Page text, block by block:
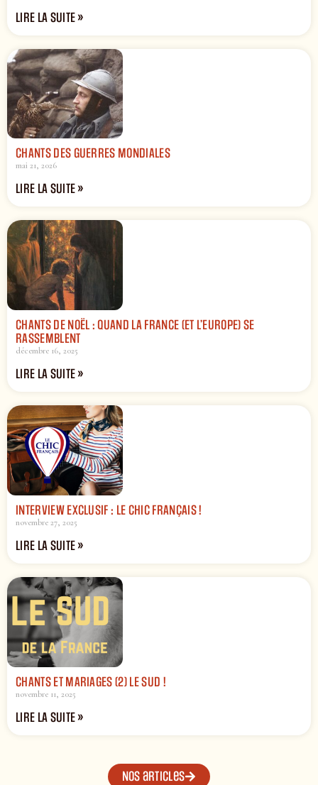
LIRE LA SUITE »
CHANTS DES GUERRES MONDIALES
mai 21, 2026
LIRE LA SUITE »
CHANTS DE NOËL : QUAND LA FRANCE (ET L’EUROPE) SE
RASSEMBLENT
décembre 16, 2025
LIRE LA SUITE »
INTERVIEW EXCLUSIF : LE CHIC FRANÇAIS !
novembre 27, 2025
LIRE LA SUITE »
CHANTS ET MARIAGES (2) LE SUD !
novembre 11, 2025
LIRE LA SUITE »
Nos articles